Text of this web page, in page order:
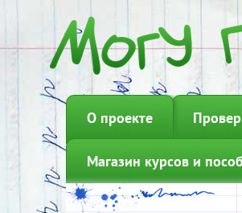
О проекте
Магазин курсов и